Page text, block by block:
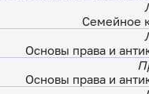
Семейное
Основы права и
Основы права и